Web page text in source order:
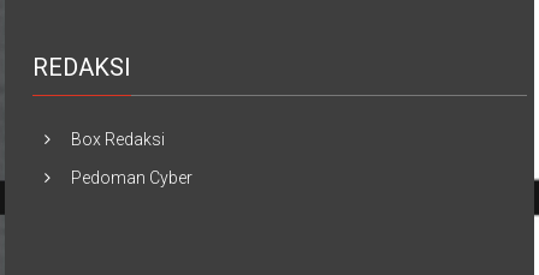
REDAKSI
Box Redaksi
Pedoman Cyber